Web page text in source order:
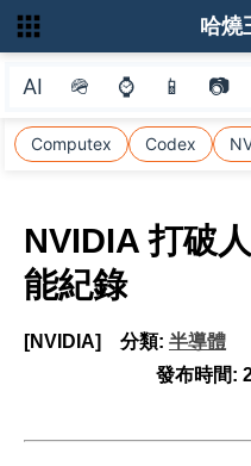
AI 🪖 ⌚ 📱 📷
Computex Codex
哈燒
NVIDIA 打破
能紀錄
[NVIDIA] 分類: 半導體
發布時間: